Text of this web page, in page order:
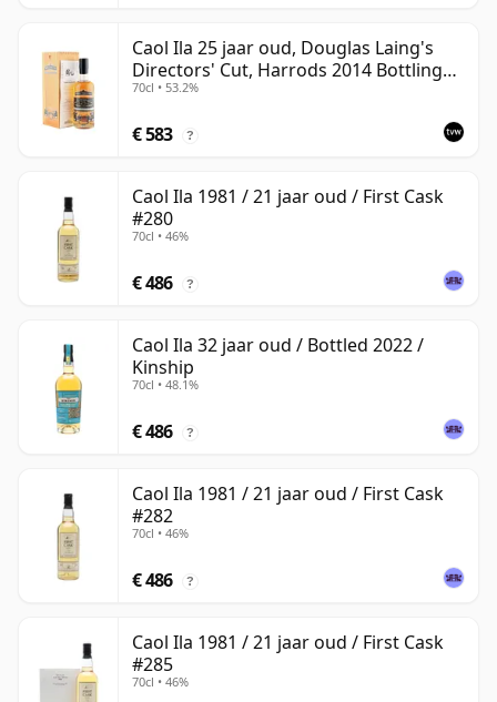
Caol Ila 25 jaar oud, Douglas Laing's
Directors' Cut, Harrods 2014 Bottling
with Box
70cl • 53.2%
€ 583 ?
Caol Ila 1981 / 21 jaar oud / First Cask
#280
70cl • 46%
€ 486 ?
Caol Ila 32 jaar oud / Bottled 2022 /
Kinship
70cl • 48.1%
€ 486 ?
Caol Ila 1981 / 21 jaar oud / First Cask
#282
70cl • 46%
€ 486 ?
Caol Ila 1981 / 21 jaar oud / First Cask
#285
70cl • 46%